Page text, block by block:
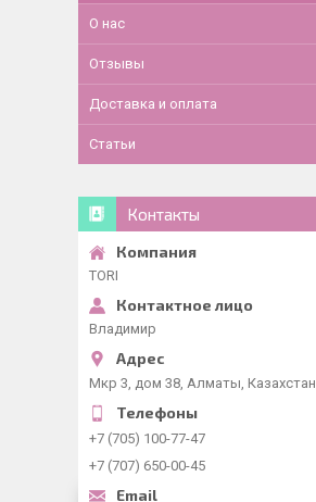
О нас
Отзывы
Доставка и оплата
Статьи
Контакты
TORI
Владимир
Мкр 3, дом 38, Алматы, Казахстан
+7 (705) 100-77-47
+7 (707) 650-00-45